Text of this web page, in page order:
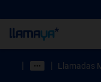
| | Llamadas